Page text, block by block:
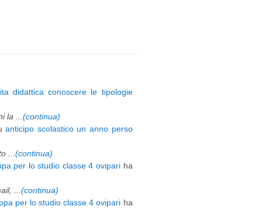
didattica conoscere le tipologie
la ... (continua)
anticipo scolastico un anno perso
... (continua)
per lo studio classe 4 ovipariha
... (continua)
per lo studio classe 4 ovipari ha